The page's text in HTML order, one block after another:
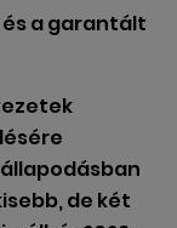
a garantált
de két